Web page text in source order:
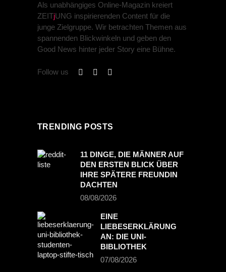
Als unabhängiges Online-Magazin kreiert
ZEITjUNG inspirierenden Content für die
junge Zielgruppe. Wir betrachten Themen aus
spannenden Blickwinkeln und geben den
Good News hinter jeder Story eine Bühne.
Follow us
TRENDING POSTS
11 DINGE, DIE MÄNNER AUF
DEN ERSTEN BLICK ÜBER
IHRE SPÄTERE FREUNDIN
DACHTEN
08/08/2026
EINE
LIEBESERKLÄRUNG
AN: DIE UNI-
BIBLIOTHEK
07/08/2026